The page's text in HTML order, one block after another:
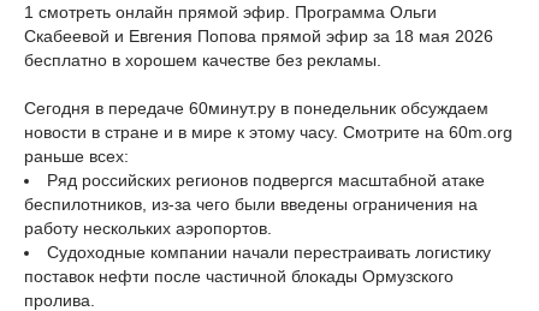
1 смотреть онлайн прямой эфир. Программа Ольги
Скабеевой и Евгения Попова прямой эфир за 18 мая 2026
бесплатно в хорошем качестве без рекламы.
Сегодня в передаче 60минут.ру в понедельник обсуждаем
новости в стране и в мире к этому часу. Смотрите на 60m.org
раньше всех:
Ряд российских регионов подвергся масштабной атаке
беспилотников, из-за чего были введены ограничения на
работу нескольких аэропортов.
Судоходные компании начали перестраивать логистику
поставок нефти после частичной блокады Ормузского
пролива.